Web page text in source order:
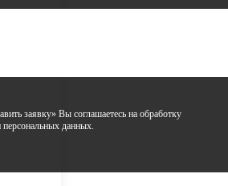
заявку» Вы соглашаетесь на обработку
данных.